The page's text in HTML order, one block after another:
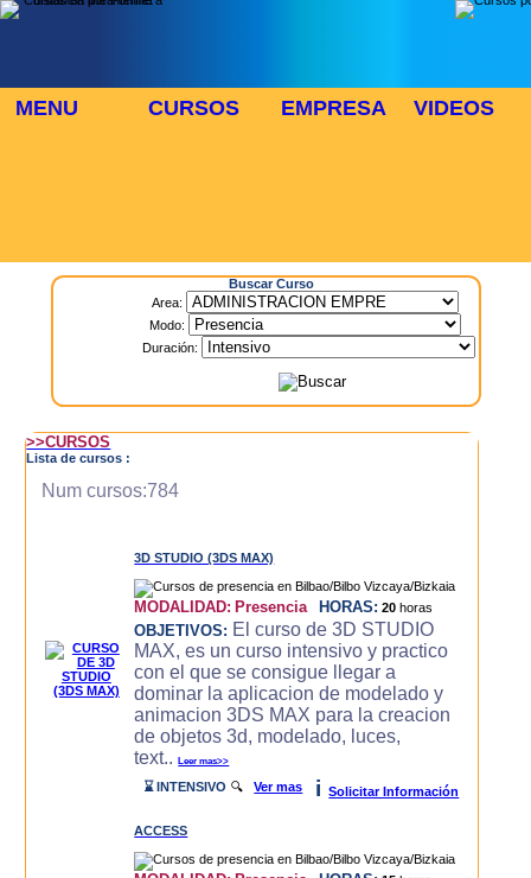
MENU CURSOS EMPRESA VIDEOS
Buscar Curso
Area:
Modo:
Duración:
>>CURSOS
Lista de cursos :
Num cursos:784
3D STUDIO (3DS MAX)
MODALIDAD: Presencia HORAS: 20 horas
OBJETIVOS: El curso de 3D STUDIO
MAX, es un curso intensivo y practico
con el que se consigue llegar a
dominar la aplicacion de modelado y
animacion 3DS MAX para la creacion
de objetos 3d, modelado, luces,
text..Leer mas>>
⌛ INTENSIVO 🔍Ver mas i Solicitar Información
ACCESS